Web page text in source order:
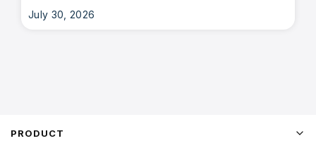
July 30, 2026
PRODUCT